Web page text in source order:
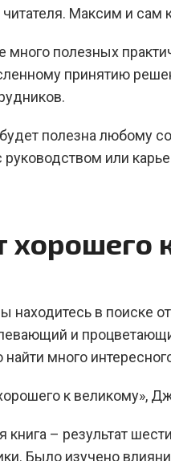
Максим и сам
много полезных
принятию
полезна любому
руководством или
хорошего
находитесь в поиске
и
много
книга – результат
Было изучено